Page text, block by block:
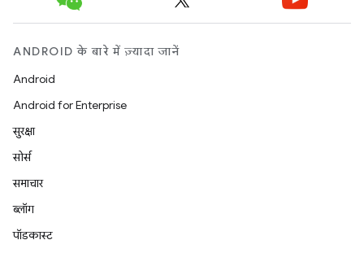
ANDROID के बारे में ज़्यादा जानें
Android
Android for Enterprise
सुरक्षा
सोर्स
समाचार
ब्लॉग
पॉडकास्ट